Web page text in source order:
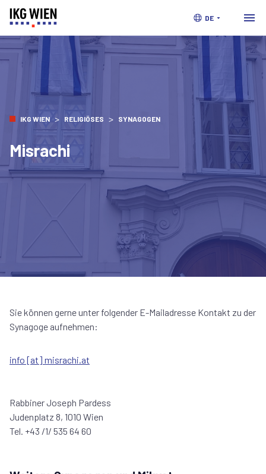
DE
IKG WIEN > RELIGIÖSES > SYNAGOGEN
Misrachi
Sie können gerne unter folgender E-Mailadresse Kontakt zu der
Synagoge aufnehmen:
info [at] misrachi.at
Rabbiner Joseph Pardess
Judenplatz 8, 1010 Wien
Tel. +43 /1/ 535 64 60